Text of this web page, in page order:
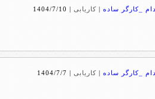
_کارگر ساده | کاریابی|
1404/7/10
_کارگر ساده | کاریابی|
1404/7/7